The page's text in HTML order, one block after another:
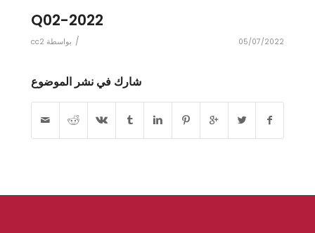
2022-Q02
05/07/2022
/ بواسطة cc2
شارك في نشر الموضوع